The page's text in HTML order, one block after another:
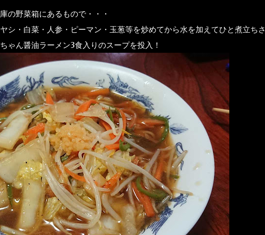
の野菜箱にあるもので・・・
シ・白菜・人参・ピーマン・玉葱等を炒めてから水を加えてひと煮立ちさ
ゃん醤油ラーメン3食入りのスープを投入！